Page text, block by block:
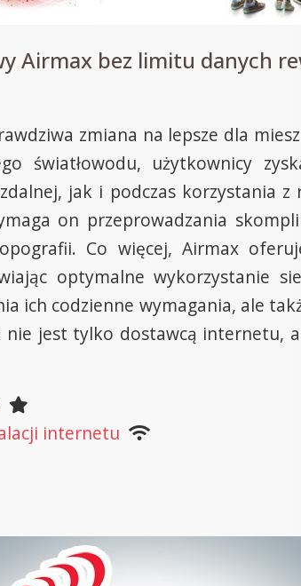
Airmax bez limitu danych
zmiana na lepsze dla
światłowodu, użytkownicy
jak i podczas korzystania
on przeprowadzania
Co więcej, Airmax
optymalne wykorzystanie
ich codzienne wymagania, ale
nie jest tylko dostawcą internetu,
internetu